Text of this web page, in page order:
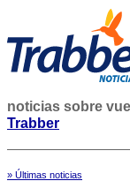
noticias sobre
Trabber
» Últimas noticias